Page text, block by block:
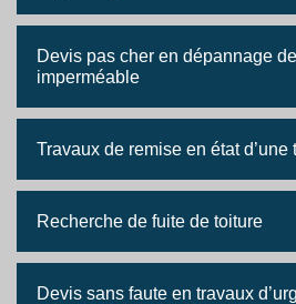
Devis pas cher en dépannage
imperméable
Travaux de remise en état d’une
Recherche de fuite de toiture
Devis sans faute en travaux